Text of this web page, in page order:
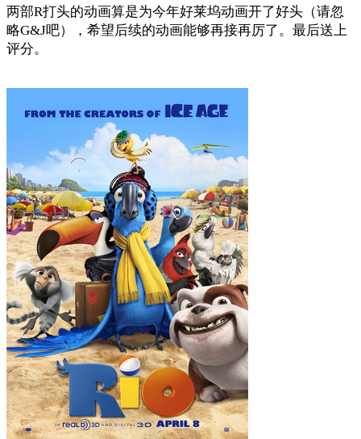
两部R打头的动画算是为今年好莱坞动画开了好头（请忽
略G&J吧），希望后续的动画能够再接再厉了。最后送上
评分。